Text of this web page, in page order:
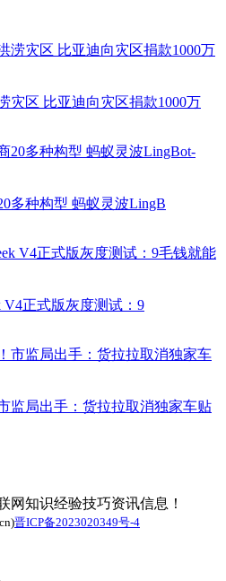
灾区 比亚迪向灾区捐款1000万
多种构型 蚂蚁灵波LingB
V4正式版灰度测试：9
监局出手：货拉拉取消独家车贴
网知识经验技巧资讯信息！
晋ICP备2023020349号-4